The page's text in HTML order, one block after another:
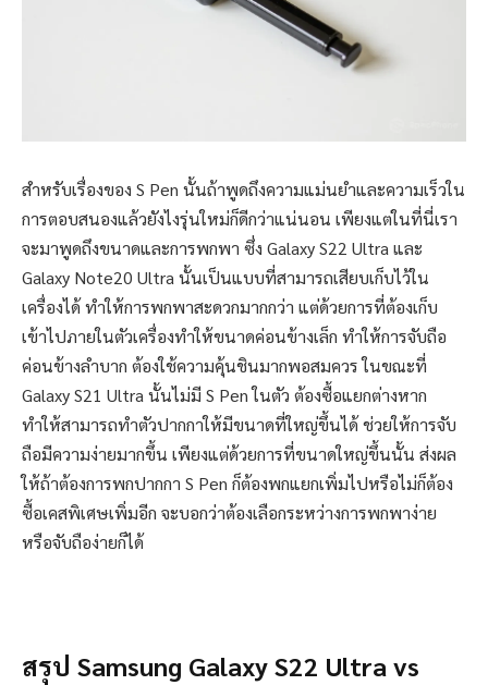
สำหรับเรื่องของ S Pen นั้นถ้าพูดถึงความแม่นยำและความเร็วใน
การตอบสนองแล้วยังไงรุ่นใหม่ก็ดีกว่าแน่นอน เพียงแต่ในที่นี่เรา
จะมาพูดถึงขนาดและการพกพา ซึ่ง Galaxy S22 Ultra และ
Galaxy Note20 Ultra นั้นเป็นแบบที่สามารถเสียบเก็บไว้ใน
เครื่องได้ ทำให้การพกพาสะดวกมากกว่า แต่ด้วยการที่ต้องเก็บ
เข้าไปภายในตัวเครื่องทำให้ขนาดค่อนข้างเล็ก ทำให้การจับถือ
ค่อนข้างลำบาก ต้องใช้ความคุ้นชินมากพอสมควร ในขณะที่
Galaxy S21 Ultra นั้นไม่มี S Pen ในตัว ต้องซื้อแยกต่างหาก
ทำให้สามารถทำตัวปากกาให้มีขนาดที่ใหญ่ขึ้นได้ ช่วยให้การจับ
ถือมีความง่ายมากขึ้น เพียงแต่ด้วยการที่ขนาดใหญ่ขึ้นนั้น ส่งผล
ให้ถ้าต้องการพกปากกา S Pen ก็ต้องพกแยกเพิ่มไปหรือไม่ก็ต้อง
ซื้อเคสพิเศษเพิ่มอีก จะบอกว่าต้องเลือกระหว่างการพกพาง่าย
หรือจับถือง่ายก็ได้
สรุป Samsung Galaxy S22 Ultra vs